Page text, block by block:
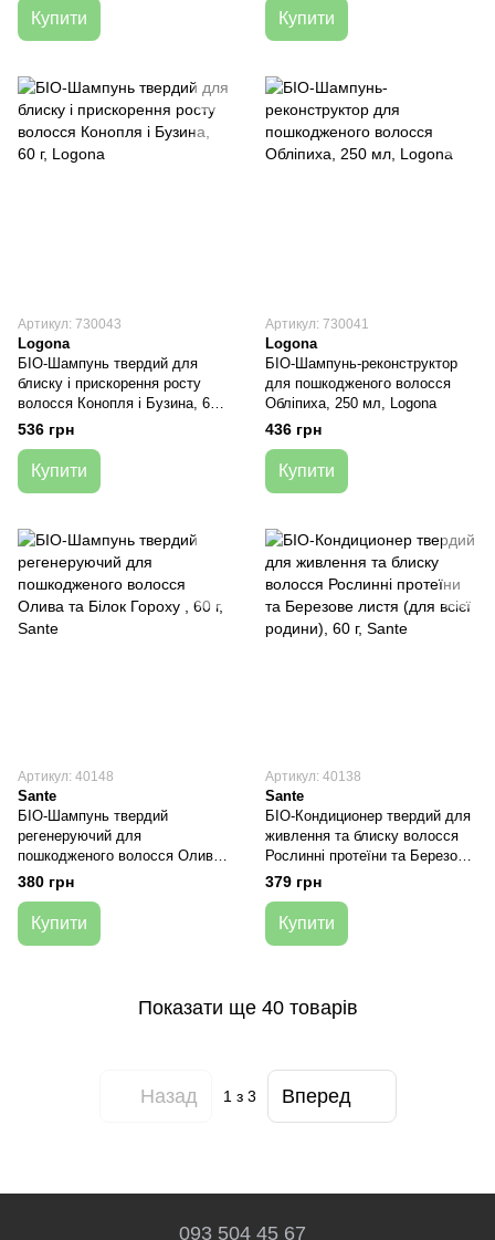
Купити Купити
Артикул: 730043
Logona
БІО-Шампунь твердий для
блиску і прискорення росту
волосся Конопля і Бузина, 60 г,
Logona
536 грн
Купити
Артикул: 730041
Logona
БІО-Шампунь-реконструктор
для пошкодженого волосся
Обліпиха, 250 мл, Logona
436 грн
Купити
Артикул: 40148
Sante
БІО-Шампунь твердий
регенеруючий для
пошкодженого волосся Олива
та Білок Гороху , 60 г, Sante
380 грн
Купити
Артикул: 40138
Sante
БІО-Кондиционер твердий для
живлення та блиску волосся
Рослинні протеїни та Березове
листя (для всієї родини), 60 г,
379 грн
Купити
Показати ще 40 товарів
Назад 1 з 3 Вперед
093 504 45 67